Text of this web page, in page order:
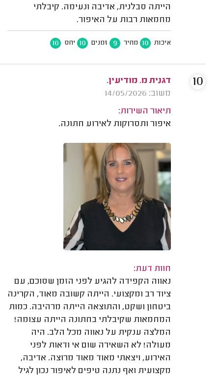
הייתה סבלנית, אדיבה ונעימה. קיבלתי
מחמאות רבות על האיפור.
איכות 10 מחיר 9 זמנים 10 יחס 10
דגנית מ. מודיעין.
משוב: 14/05/2026
תיאור השירות:
איפור ותסרוקות לאירוע חתונה.
חוות דעת:
נאווה הקפידה להגיע לפני הזמן שסוכם, עם
ציוד רב ומקצועי. הייתה קשובה מאוד, הקרינה
ביטחון ושקט, והתוצאה הייתה מרהיבה. כמות
המחמאות שקיבלתי בחתונה הייתה עצומה!
המלצה ענקית על נאווה מכל הלב. היה
מעולה! לא השאירה שום אי ודאות לפני
האירוע, ויצאתי מאוד מאוד מרוצה. אדיבה,
מקצועית ואף נתנה טיפים לאיפור נכון לגיל
10